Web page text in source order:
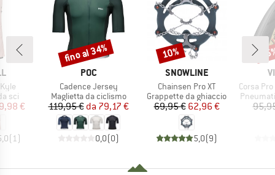
sci
ridotto
€
(1 )
MARCHIO
POC
Articolo
Cadence Jersey
Gruppo di prodotti
Maglietta da ciclismo
Prezzo
119,95 € Prezzo ridotto
da 79,17 €
0,0(0)
Sconto
fino al 34%
MARCHIO
SNOWLINE
Articolo
Chainsen Pro XT
Gruppo di prodotti
Grappette da ghiaccio
Prezzo
69,95 €Prezzo ridotto
62,96 €
5,0(9)
Sconto
10%
Articolo
Corsa Pro Control
Gruppo